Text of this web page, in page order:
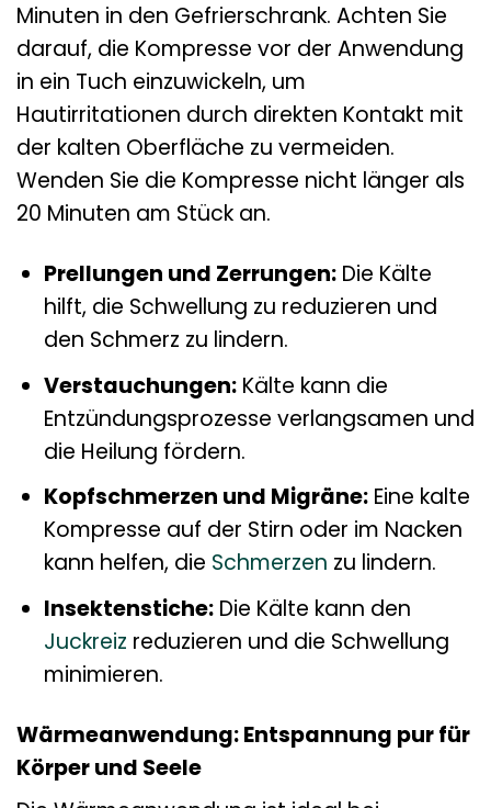
Minuten in den Gefrierschrank. Achten Sie
darauf, die Kompresse vor der Anwendung
in ein Tuch einzuwickeln, um
Hautirritationen durch direkten Kontakt mit
der kalten Oberfläche zu vermeiden.
Wenden Sie die Kompresse nicht länger als
20 Minuten am Stück an.
Prellungen und Zerrungen:Die Kälte
hilft, die Schwellung zu reduzieren und
den Schmerz zu lindern.
Verstauchungen:Kälte kann die
Entzündungsprozesse verlangsamen und
die Heilung fördern.
Kopfschmerzen und Migräne:Eine kalte
Kompresse auf der Stirn oder im Nacken
kann helfen, die Schmerzen zu lindern.
Insektenstiche:Die Kälte kann den
Juckreiz reduzieren und die Schwellung
minimieren.
Wärmeanwendung: Entspannung pur für
Körper und Seele